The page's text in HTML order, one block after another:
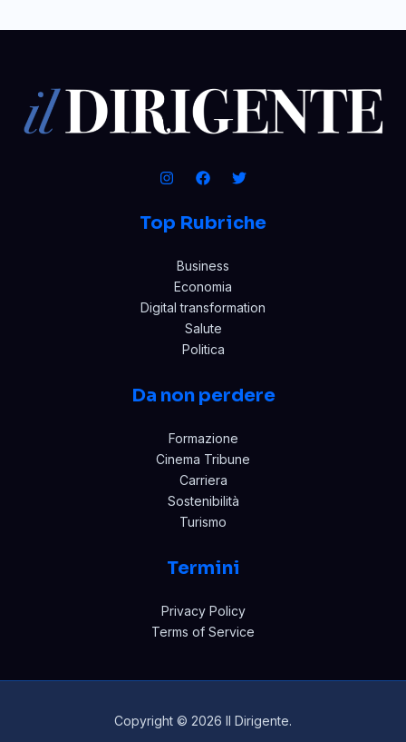
Top Rubriche
Business
Economia
Digital transformation
Salute
Politica
Da non perdere
Formazione
Cinema Tribune
Carriera
Sostenibilità
Turismo
Termini
Privacy Policy
Terms of Service
Copyright © 2026 Il Dirigente.